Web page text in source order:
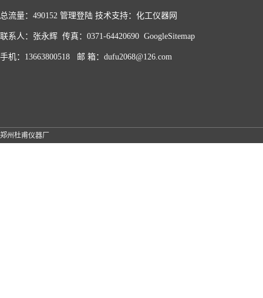
总流量：490152 管理登陆 技术支持： 化工仪器网
联系人：张永辉 传真：0371-64420690 GoogleSitemap
手机：13663800518 邮 箱：dufu2068@126.com
郑州杜甫仪器厂